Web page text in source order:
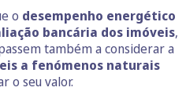
o desempenho energético
bancária dos imóveis,
também a considerar a
a fenómenos naturais
o seu valor.